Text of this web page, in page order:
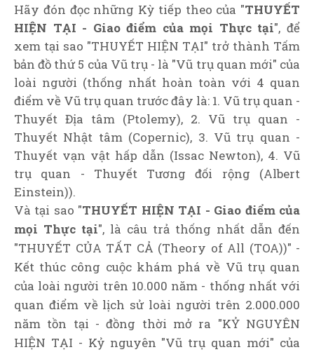
Hãy đón đọc những Kỳ tiếp theo của "THUYẾT
HIỆN TẠI - Giao điểm của mọi Thực tại", để
xem tại sao "THUYẾT HIỆN TẠI" trở thành Tấm
bản đồ thứ 5 của Vũ trụ - là "Vũ trụ quan mới" của
loài người (thống nhất hoàn toàn với 4 quan
điểm về Vũ trụ quan trước đây là: 1. Vũ trụ quan -
Thuyết Địa tâm (Ptolemy), 2. Vũ trụ quan -
Thuyết Nhật tâm (Copernic), 3. Vũ trụ quan -
Thuyết vạn vật hấp dẫn (Issac Newton), 4. Vũ
trụ quan - Thuyết Tương đối rộng (Albert
Einstein)).
Và tại sao "THUYẾT HIỆN TẠI - Giao điểm của
mọi Thực tại", là câu trả thống nhất dẫn đến
"THUYẾT CỦA TẤT CẢ (Theory of All (TOA))" -
Kết thúc công cuộc khám phá về Vũ trụ quan
của loài người trên 10.000 năm - thống nhất với
quan điểm về lịch sử loài người trên 2.000.000
năm tồn tại - đồng thời mở ra "KỶ NGUYÊN
HIỆN TẠI - Kỷ nguyên "Vũ trụ quan mới" của